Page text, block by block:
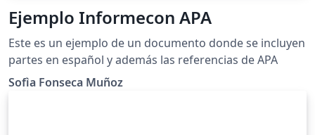
Ejemplo Informecon APA
Este es un ejemplo de un documento donde se incluyen
partes en español y además las referencias de APA
Sofìa Fonseca Muñoz